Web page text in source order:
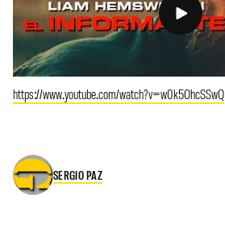
https://www.youtube.com/watch?v=w0k5OhcSSwQ
SERGIO PAZ